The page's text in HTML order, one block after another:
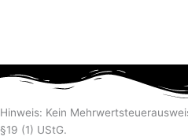
Hinweis: Kein
§19 (1) UStG.